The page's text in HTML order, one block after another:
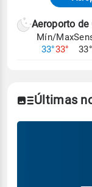
de Tempo e
Para obter
Aeroporto de
Mín/Max
33°33°
33°
Últimas